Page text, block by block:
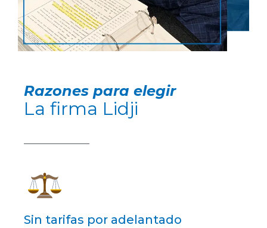
Razones para elegir
La firma Lidji
Sin tarifas por adelantado